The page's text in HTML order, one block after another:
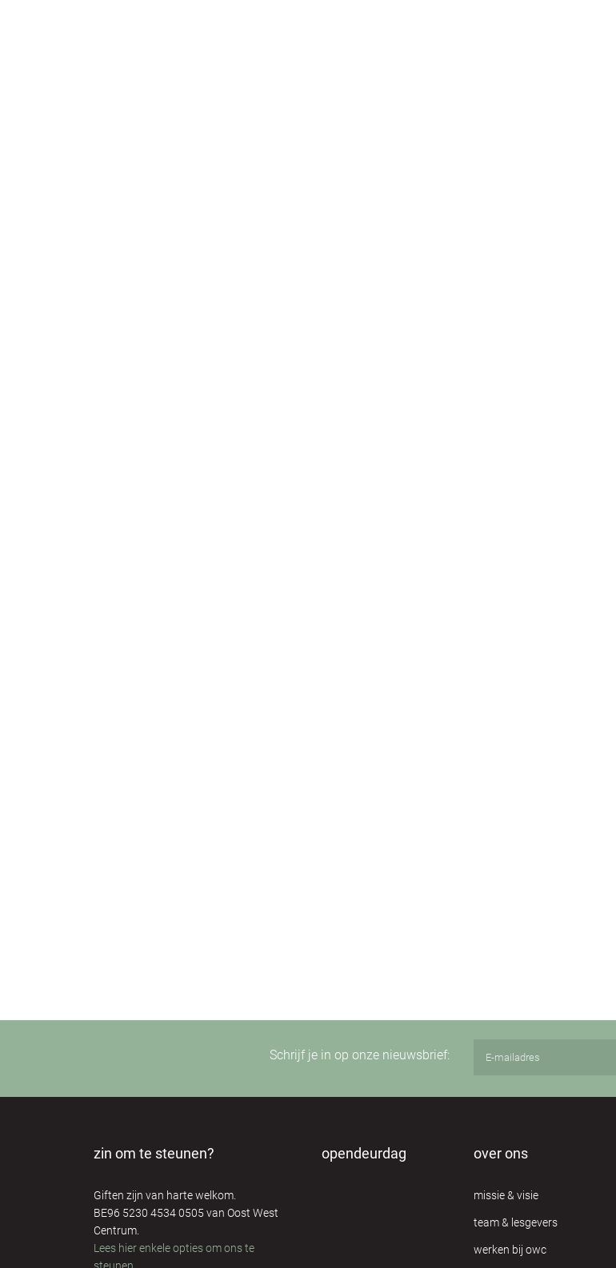
Schrijf je in op onze nieuwsbrief:
zin om te steunen?
Giften zijn van harte welkom.
BE96 5230 4534 0505 van Oost West
Centrum.
Lees hier enkele opties om ons te
opendeurdag over ons
missie & visie
team & lesgevers
werken bij owc